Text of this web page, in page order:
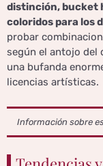
distinción, bucket
coloridos para los
probar
según el antojo del
una bufanda
licencias artísticas.
Información sobre